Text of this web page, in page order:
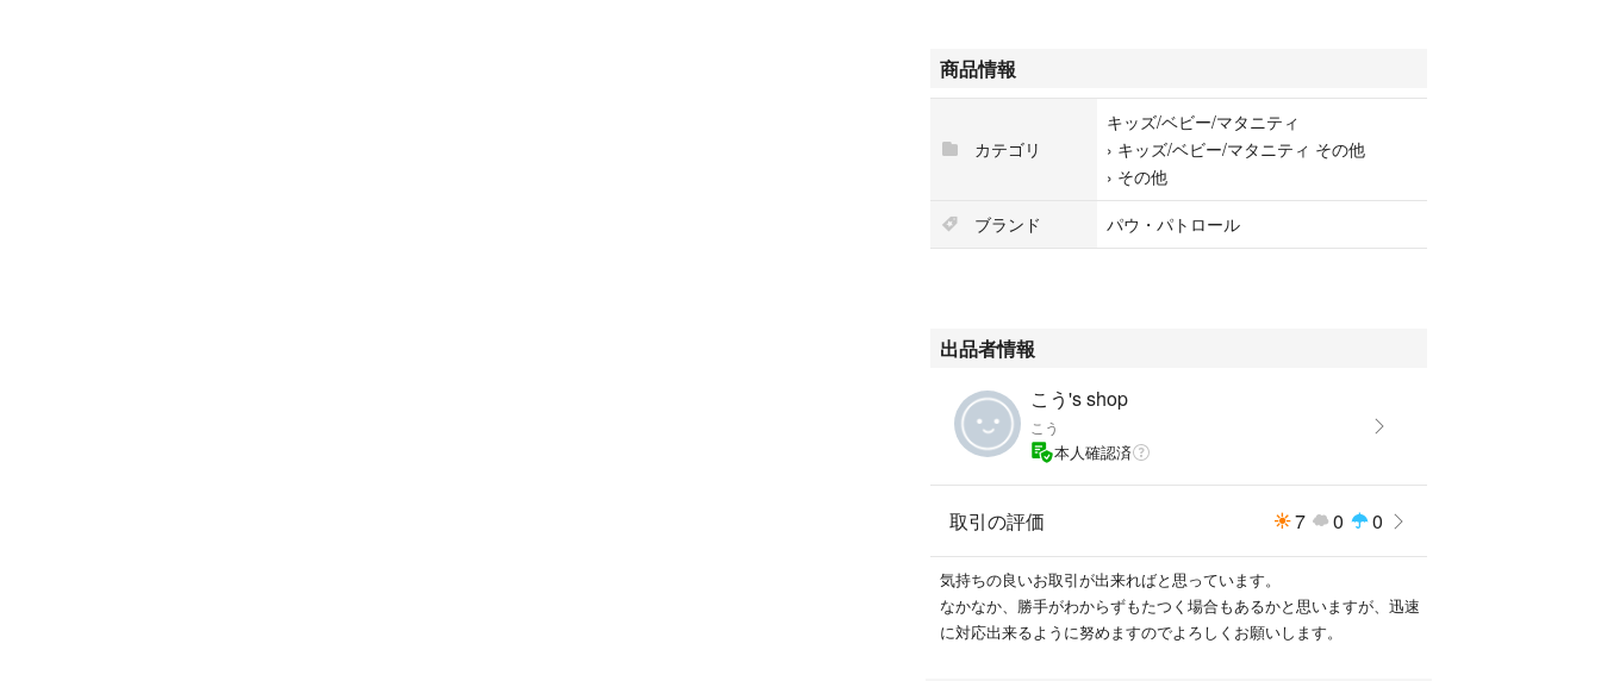
商品情報
カテゴリ
キッズ/ベビー/マタニティ
› キッズ/ベビー/マタニティ その他
› その他
ブランド
パウ・パトロール
出品者情報
こう's shop
こう
本人確認済
取引の評価 7 0 0
気持ちの良いお取引が出来ればと思っています。
なかなか、勝手がわからずもたつく場合もあるかと思いますが、迅速
に対応出来るように努めますのでよろしくお願いします。